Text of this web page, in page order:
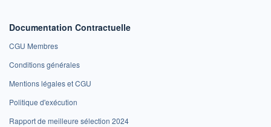
Documentation Contractuelle
CGU Membres
Conditions générales
Mentions légales et CGU
Politique d'exécution
Rapport de meilleure sélection 2024